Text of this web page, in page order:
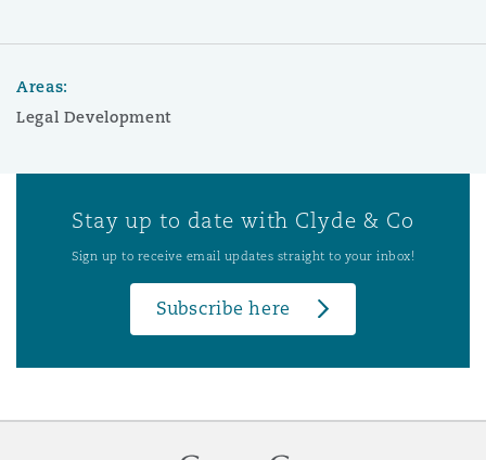
Areas:
Legal Development
Stay up to date with Clyde & Co
Sign up to receive email updates straight to your inbox!
Subscribe here